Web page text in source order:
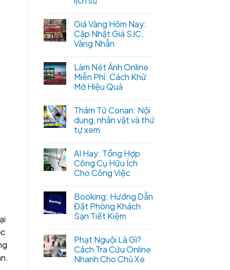
Giá Vàng Hôm Nay:
Cập Nhật Giá SJC,
Vàng Nhẫn
Làm Nét Ảnh Online
Miễn Phí: Cách Khử
Mờ Hiệu Quả
Thám Tử Conan: Nội
dung, nhân vật và thứ
tự xem
AI Hay: Tổng Hợp
Công Cụ Hữu Ích
Cho Công Việc
Booking: Hướng Dẫn
Đặt Phòng Khách
Sạn Tiết Kiệm
Phạt Nguội Là Gì?
Cách Tra Cứu Online
Nhanh Cho Chủ Xe